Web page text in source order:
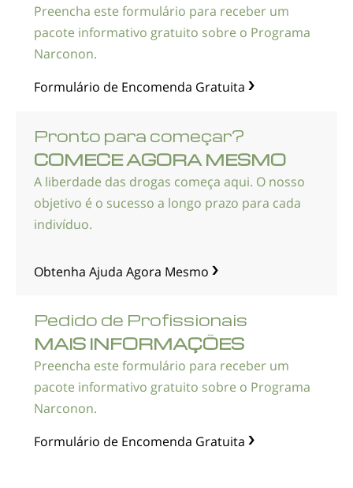
Preencha este formulário para receber um
pacote informativo gratuito sobre o Programa
Narconon.
Formulário de Encomenda Gratuita
Pronto para começar?
COMECE AGORA MESMO
A liberdade das drogas começa aqui. O nosso
objetivo é o sucesso a longo prazo para cada
indivíduo.
Obtenha Ajuda Agora Mesmo
Pedido de Profissionais
MAIS INFORMAÇÕES
Preencha este formulário para receber um
pacote informativo gratuito sobre o Programa
Narconon.
Formulário de Encomenda Gratuita